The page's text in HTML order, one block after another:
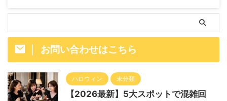
お問い合わせはこちら
ハロウィン 未分類
【2026最新】5大スポットで混雑回